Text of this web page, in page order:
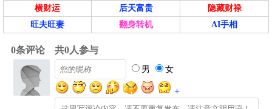
横财运
后天富贵
隐藏财禄
旺夫旺妻
翻身转机 AI手相